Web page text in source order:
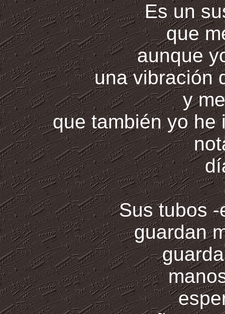
Es un
que
aunque
una vibración
y
que también yo
Sus tubos
guardan